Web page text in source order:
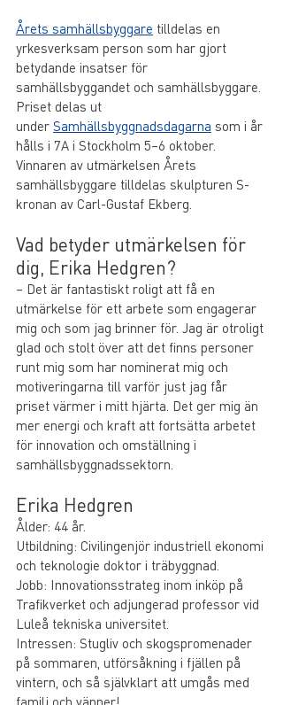
Årets samhällsbyggare tilldelas en
yrkesverksam person som har gjort
betydande insatser för
samhällsbyggandet och samhällsbyggare.
Priset delas ut
under Samhällsbyggnadsdagarna som i år
hålls i 7A i Stockholm 5–6 oktober.
Vinnaren av utmärkelsen Årets
samhällsbyggare tilldelas skulpturen S-
kronan av Carl-Gustaf Ekberg.
Vad betyder utmärkelsen för
dig, Erika Hedgren?
– Det är fantastiskt roligt att få en
utmärkelse för ett arbete som engagerar
mig och som jag brinner för. Jag är otroligt
glad och stolt över att det finns personer
runt mig som har nominerat mig och
motiveringarna till varför just jag får
priset värmer i mitt hjärta. Det ger mig än
mer energi och kraft att fortsätta arbetet
för innovation och omställning i
samhällsbyggnadssektorn.
Erika Hedgren
Ålder: 44 år.
Utbildning: Civilingenjör industriell ekonomi
och teknologie doktor i träbyggnad.
Jobb: Innovationsstrateg inom inköp på
Trafikverket och adjungerad professor vid
Luleå tekniska universitet.
Intressen: Stugliv och skogspromenader
på sommaren, utförsåkning i fjällen på
vintern, och så självklart att umgås med